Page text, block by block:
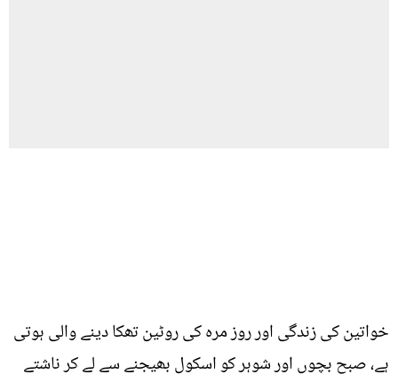
خواتین کی زندگی اور روز مرہ کی روٹین تھکا دینے والی ہوتی
ہے، صبح بچوں اور شوہر کو اسکول بھیجنے سے لے کر ناشتے